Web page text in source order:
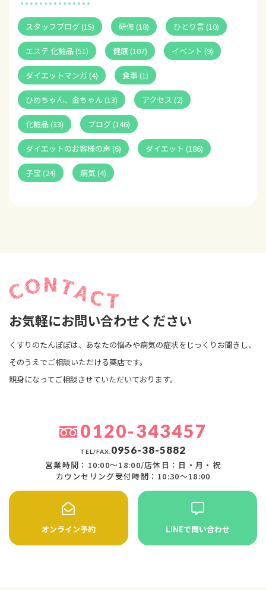
スタッフブログ (15) 研修 (18) ひとり言 (10)
エステ 化粧品 (51) 健康 (107) イベント (9)
ダイエットマンガ (4) 食事 (1)
ひめちゃん、金ちゃん (13) アクセス (2)
化粧品 (33) ブログ (146)
ダイエットのお客様の声 (6) ダイエット (186)
子宝 (24) 病気 (4)
お気軽にお問い合わせください
くすりのたんぽぽは、あなたの悩みや病気の症状をじっくりお聞きし、
そのうえでご相談いただける薬店です。
親身になってご相談させていただいております。
0120-343457
TEL/FAX. 0956-38-5882
営業時間：10:00〜18:00/店休日：日・月・祝
カウンセリング受付時間：10:30〜18:00
オンライン予約 LINEで問い合わせ